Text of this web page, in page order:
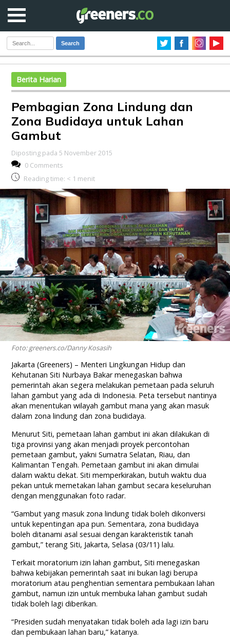
Search
Berita Harian
Pembagian Zona Lindung dan
Zona Budidaya untuk Lahan
Gambut
Diposting pada 5 November 2015
0 Comments
Reading time: < 1 menit
Foto: greeners.co/Danny Kosasih
Jakarta (Greeners) – Menteri Lingkungan Hidup dan
Kehutanan Siti Nurbaya Bakar menegaskan bahwa
pemerintah akan segera melakukan pemetaan pada seluruh
lahan gambut yang ada di Indonesia. Peta tersebut nantinya
akan menentukan wilayah gambut mana yang akan masuk
dalam zona lindung dan zona budidaya.
Menurut Siti, pemetaan lahan gambut ini akan dilakukan di
tiga provinsi yang akan menjadi proyek percontohan
pemetaan gambut, yakni Sumatra Selatan, Riau, dan
Kalimantan Tengah. Pemetaan gambut ini akan dimulai
dalam waktu dekat. Siti memperkirakan, butuh waktu dua
pekan untuk memetakan lahan gambut secara keseluruhan
dengan menggunakan foto radar.
“Gambut yang masuk zona lindung tidak boleh dikonversi
untuk kepentingan apa pun. Sementara, zona budidaya
boleh ditanami asal sesuai dengan karakteristik tanah
gambut,” terang Siti, Jakarta, Selasa (03/11) lalu.
Terkait moratorium izin lahan gambut, Siti menegaskan
bahwa kebijakan pemerintah saat ini bukan lagi berupa
moratorium atau penghentian sementara pembukaan lahan
gambut, namun izin untuk membuka lahan gambut sudah
tidak boleh lagi diberikan.
“Presiden sudah menyatakan tidak boleh ada lagi izin baru
dan pembukaan lahan baru,” katanya.